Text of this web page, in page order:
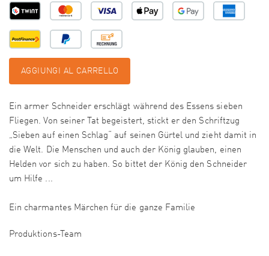
AGGIUNGI AL CARRELLO
Ein armer Schneider erschlägt während des Essens sieben
Fliegen. Von seiner Tat begeistert, stickt er den Schriftzug
„Sieben auf einen Schlag“ auf seinen Gürtel und zieht damit in
die Welt. Die Menschen und auch der König glauben, einen
Helden vor sich zu haben. So bittet der König den Schneider
um Hilfe ...
Ein charmantes Märchen für die ganze Familie
Produktions-Team